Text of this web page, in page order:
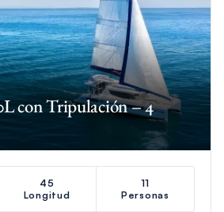
con Tripulación – 4
45
Longitud
11
Personas